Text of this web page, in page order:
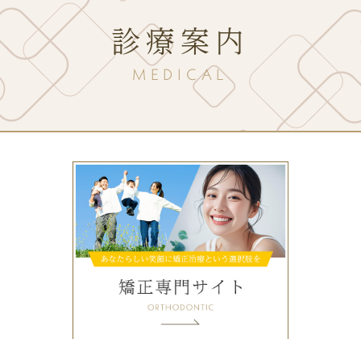
診療案内
MEDICAL